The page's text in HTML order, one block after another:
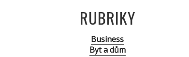
RUBRIKY
Business
Byt a dům